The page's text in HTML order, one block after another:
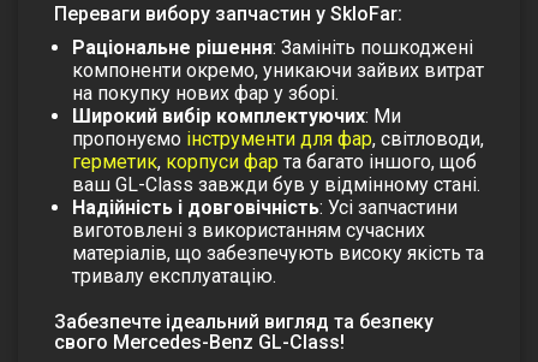
Переваги вибору запчастин у SkloFar:
Раціональне рішення: Замініть пошкоджені
компоненти окремо, уникаючи зайвих витрат
на покупку нових фар у зборі.
Широкий вибір комплектуючих: Ми
пропонуємо інструменти для фар, світловоди,
герметик, корпуси фар та багато іншого, щоб
ваш GL-Class завжди був у відмінному стані.
Надійність і довговічність: Усі запчастини
виготовлені з використанням сучасних
матеріалів, що забезпечують високу якість та
тривалу експлуатацію.
Забезпечте ідеальний вигляд та безпеку
свого Mercedes-Benz GL-Class!